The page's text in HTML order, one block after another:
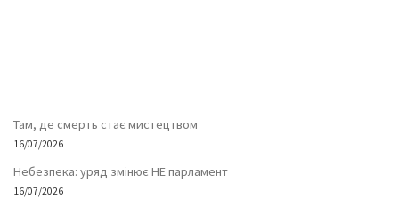
Там, де смерть стає мистецтвом
16/07/2026
Небезпека: уряд змінює НЕ парламент
16/07/2026